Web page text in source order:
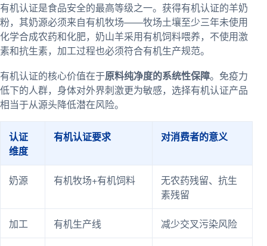
有机认证是食品安全的最高等级之一。获得有机认证的羊奶
粉，其奶源必须来自有机牧场——牧场土壤至少三年未使用
化学合成农药和化肥，奶山羊采用有机饲料喂养，不使用激
素和抗生素，加工过程也必须符合有机生产规范。
有机认证的核心价值在于原料纯净度的系统性保障。免疫力
低下的人群，身体对外界刺激更为敏感，选择有机认证产品
相当于从源头降低潜在风险。
认证
维度
有机认证要求 对消费者的意义
奶源 有机牧场+有机饲料
无农药残留、抗生
素残留
加工 有机生产线 减少交叉污染风险